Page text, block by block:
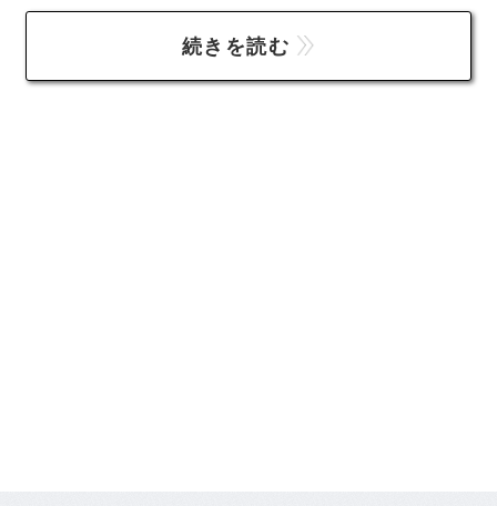
続きを読む